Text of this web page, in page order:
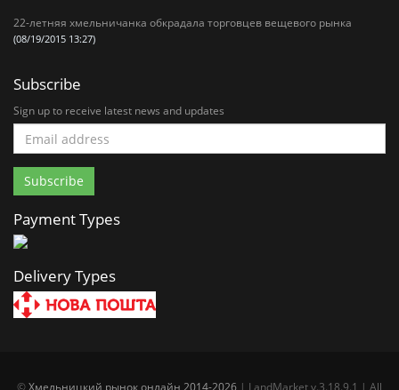
22-летняя хмельничанка обкрадала торговцев вещевого рынка
(08/19/2015 13:27)
Subscribe
Sign up to receive latest news and updates
Payment Types
Delivery Types